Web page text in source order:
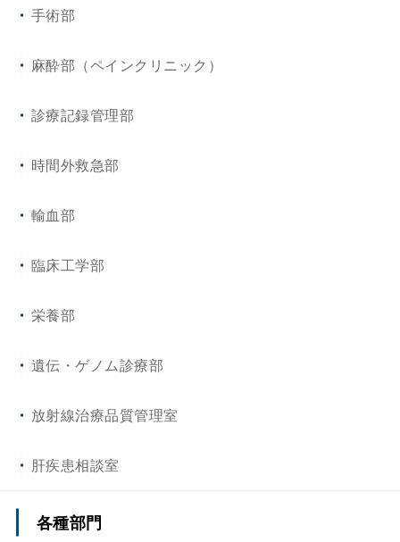
手術部
麻酔部（ペインクリニック）
診療記録管理部
時間外救急部
輸血部
臨床工学部
栄養部
遺伝・ゲノム診療部
放射線治療品質管理室
肝疾患相談室
各種部門